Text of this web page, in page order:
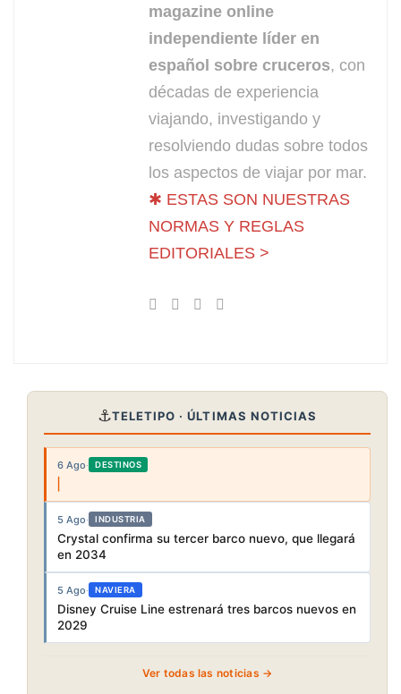
magazine online
independiente líder en
español sobre cruceros, con
décadas de experiencia
viajando, investigando y
resolviendo dudas sobre todos
los aspectos de viajar por mar.
✱ ESTAS SON NUESTRAS
NORMAS Y REGLAS
EDITORIALES >
⚓TELETIPO · ÚLTIMAS NOTICIAS
6 Ago· DESTINOS
5 Ago· INDUSTRIA
Crystal confirma su tercer barco nuevo, que llegará
en 2034
5 Ago· NAVIERA
Disney Cruise Line estrenará tres barcos nuevos en
2029
Ver todas las noticias →